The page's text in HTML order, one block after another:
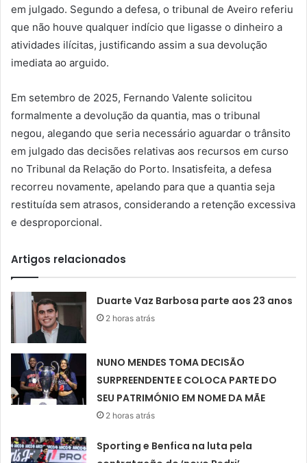
em julgado. Segundo a defesa, o tribunal de Aveiro referiu
que não houve qualquer indício que ligasse o dinheiro a
atividades ilícitas, justificando assim a sua devolução
imediata ao arguido.
Em setembro de 2025, Fernando Valente solicitou
formalmente a devolução da quantia, mas o tribunal
negou, alegando que seria necessário aguardar o trânsito
em julgado das decisões relativas aos recursos em curso
no Tribunal da Relação do Porto. Insatisfeita, a defesa
recorreu novamente, apelando para que a quantia seja
restituída sem atrasos, considerando a retenção excessiva
e desproporcional.
Artigos relacionados
Duarte Vaz Barbosa parte aos 23 anos
2 horas atrás
NUNO MENDES TOMA DECISÃO
SURPREENDENTE E COLOCA PARTE DO
SEU PATRIMÓNIO EM NOME DA MÃE
2 horas atrás
Sporting e Benfica na luta pela